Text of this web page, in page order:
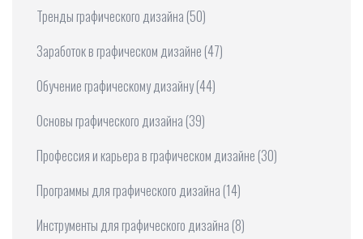
Тренды графического дизайна (50)
Заработок в графическом дизайне (47)
Обучение графическому дизайну(44)
Основы графического дизайна (39)
Профессия и карьера в графическом дизайне (30)
Программы для графического дизайна (14)
Инструменты для графического дизайна (8)